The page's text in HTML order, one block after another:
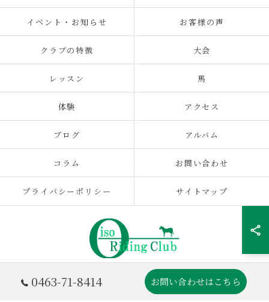
0463-71-8414 お問い合わせはこちら
イベント・お知らせ お客様の声
クラブの特徴 大会
レッスン 馬
体験 アクセス
ブログ アルバム
コラム お問い合わせ
プライバシーポリシー サイトマップ
© 2026 OISO乗馬クラブ|神奈川の乗馬クラブ ALL RIGHTS RESERVED.